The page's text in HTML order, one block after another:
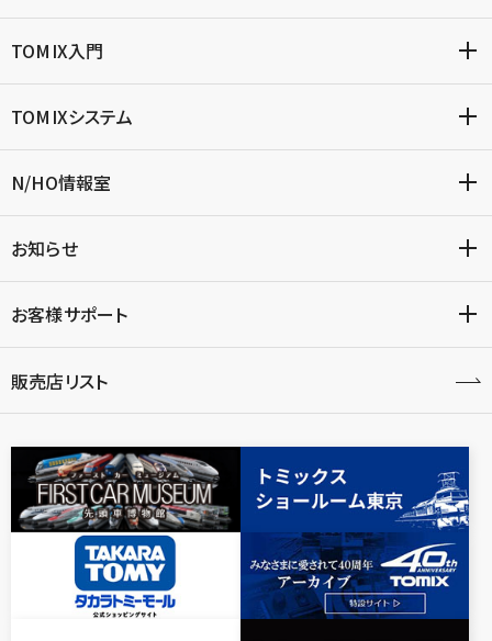
TOMIX入門
TOMIXシステム
N/HO情報室
お知らせ
お客様サポート
販売店リスト